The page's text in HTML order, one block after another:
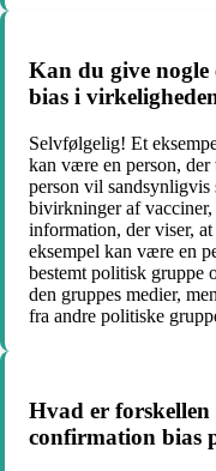
Kan du give
bias i
Selvfølgelig! Et
kan være en person,
person vil sandsynligvis
bivirkninger af
information, der viser,
eksempel kan være en
bestemt politisk gruppe
den gruppes medier,
fra andre politiske
Hvad er
confirmation bias